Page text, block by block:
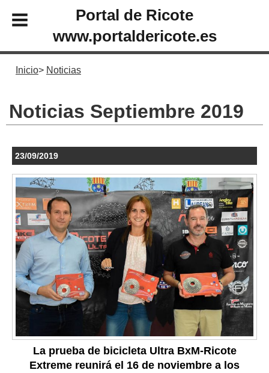
Portal de Ricote
www.portaldericote.es
Inicio Noticias
Noticias Septiembre 2019
23/09/2019
La prueba de bicicleta Ultra BxM-Ricote
Extreme reunirá el 16 de noviembre a los